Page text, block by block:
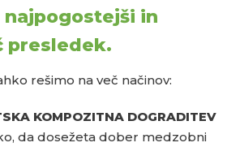
najpogostejši in
presledek.
rešimo na več načinov:
KOMPOZITNA DOGRADITEV
da dosežeta dober medzobni